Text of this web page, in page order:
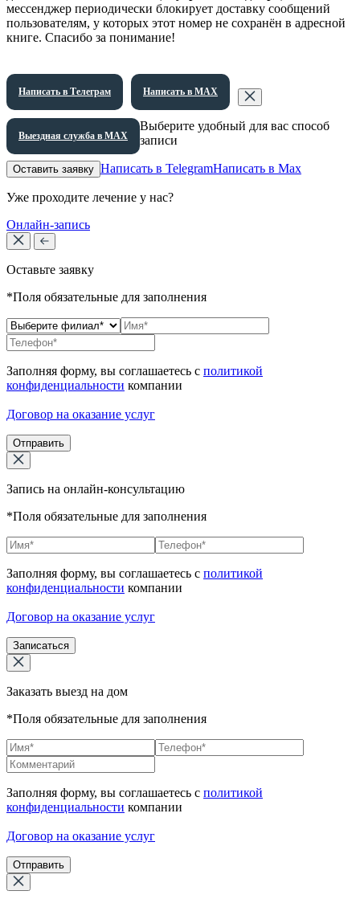
мессенджер периодически блокирует доставку сообщений
пользователям, у которых этот номер не сохранён в адресной
книге. Спасибо за понимание!
Написать в Телеграм Написать в МАХ
Выездная служба в МАХ
Выберите удобный для вас способ
записи
Оставить заявку Написать в TelegramНаписать в Max
Уже проходите лечение у нас?
Онлайн-запись
Оставьте заявку
*Поля обязательные для заполнения
Заполняя форму, вы соглашаетесь с политикой
конфиденциальности компании
Договор на оказание услуг
Отправить
Запись на онлайн-консультацию
*Поля обязательные для заполнения
Заполняя форму, вы соглашаетесь с политикой
конфиденциальности компании
Договор на оказание услуг
Записаться
Заказать выезд на дом
*Поля обязательные для заполнения
Заполняя форму, вы соглашаетесь с политикой
конфиденциальности компании
Договор на оказание услуг
Отправить